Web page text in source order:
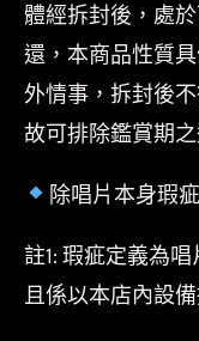
製/
限
量
典
信
音
體經拆封後，處
還，本商品性質
外情事，拆封後
故可排除鑑賞期之
除唱片本身瑕
註1: 瑕疵定義為
且係以本店內設